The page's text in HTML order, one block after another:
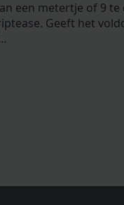
een metertje of 9
Geeft het